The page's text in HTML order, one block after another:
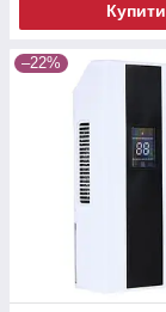
Купити
–22%